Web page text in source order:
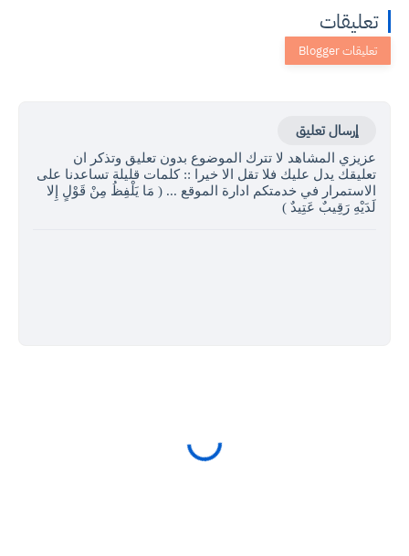
تعليقات
إرسال تعليق
عزيزي المشاهد لا تترك الموضوع بدون تعليق وتذكر ان
تعليقك يدل عليك فلا تقل الا خيرا :: كلمات قليلة تساعدنا على
الاستمرار في خدمتكم ادارة الموقع ... ( مَا يَلْفِظُ مِنْ قَوْلٍ إِلا
لَدَيْهِ رَقِيبٌ عَتِيدٌ )